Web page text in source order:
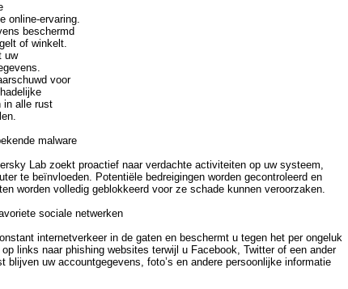
online-ervaring.
beschermd
of winkelt.
uw
voor
in alle rust
malware
Lab zoekt proactief naar verdachte activiteiten op uw systeem,
te beïnvloeden. Potentiële bedreigingen worden gecontroleerd en
worden volledig geblokkeerd voor ze schade kunnen veroorzaken.
sociale netwerken
internetverkeer in de gaten en beschermt u tegen het per ongeluk
links naar phishing websites terwijl u Facebook, Twitter of een ander
blijven uw accountgegevens, foto’s en andere persoonlijke informatie